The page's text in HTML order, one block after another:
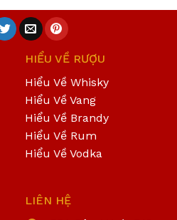
HIỂU VỀ RƯỢU
Hiểu Về Whisky
Hiểu Về Vang
Hiểu Về Brandy
Hiểu Về Rum
Hiểu Về Vodka
LIÊN HỆ